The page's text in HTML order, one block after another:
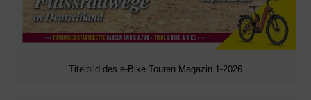
Titelbild des e-Bike Touren Magazin 1-2026